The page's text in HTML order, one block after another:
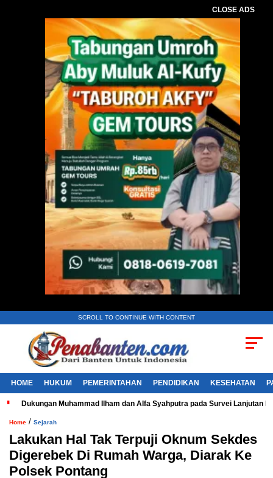
CLOSE ADS
SCROLL TO CONTINUE WITH CONTENT
HOME HUKUM PEMERINTAHAN PENDIDIKAN KESEHATAN
Dukungan Muhammad Ilham dan Alfa Syahputra pada Survei Lanjutan
Home / Sejarah
Lakukan Hal Tak Terpuji Oknum Sekdes
Digerebek Di Rumah Warga, Diarak Ke
Polsek Pontang